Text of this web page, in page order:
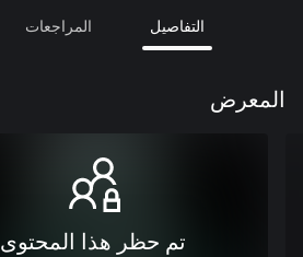
التفاصيل المراجعات
المعرض
تم حظر هذا المحتوى